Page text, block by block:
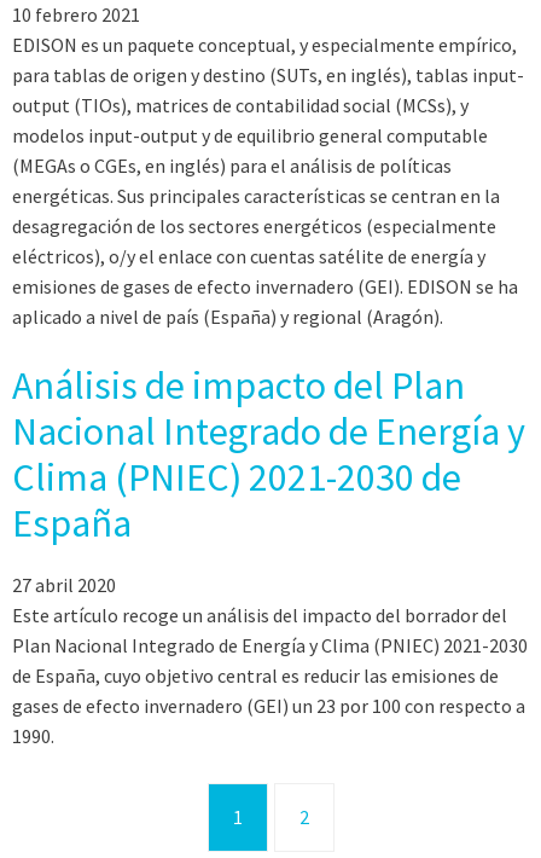
10 febrero 2021
EDISON es un paquete conceptual, y especialmente empírico,
para tablas de origen y destino (SUTs, en inglés), tablas input-
output (TIOs), matrices de contabilidad social (MCSs), y
modelos input-output y de equilibrio general computable
(MEGAs o CGEs, en inglés) para el análisis de políticas
energéticas. Sus principales características se centran en la
desagregación de los sectores energéticos (especialmente
eléctricos), o/y el enlace con cuentas satélite de energía y
emisiones de gases de efecto invernadero (GEI). EDISON se ha
aplicado a nivel de país (España) y regional (Aragón).
Análisis de impacto del Plan
Nacional Integrado de Energía y
Clima (PNIEC) 2021-2030 de
España
27 abril 2020
Este artículo recoge un análisis del impacto del borrador del
Plan Nacional Integrado de Energía y Clima (PNIEC) 2021-2030
de España, cuyo objetivo central es reducir las emisiones de
gases de efecto invernadero (GEI) un 23 por 100 con respecto a
1990.
1 2